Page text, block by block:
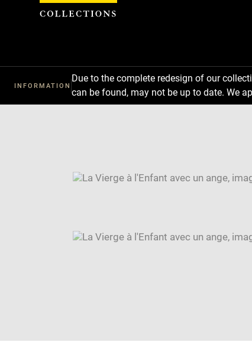
INFORMATION
Due to the complete redesign of our
can be found, may not be up to date. We
window
SKIP IMAGE CAROUSEL
Cookies management panel